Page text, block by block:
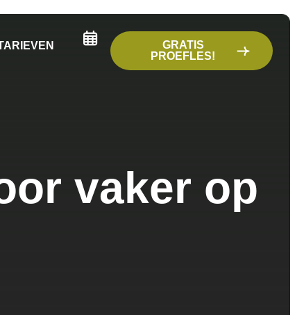
GRATIS
PROEFLES!
vaker op